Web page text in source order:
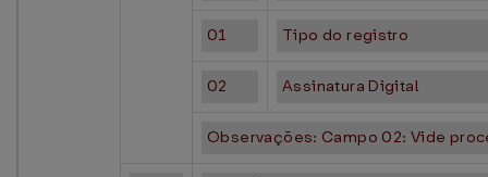
01 Tipo do registro
02 Assinatura Digital
Observações: Campo 02: Vide